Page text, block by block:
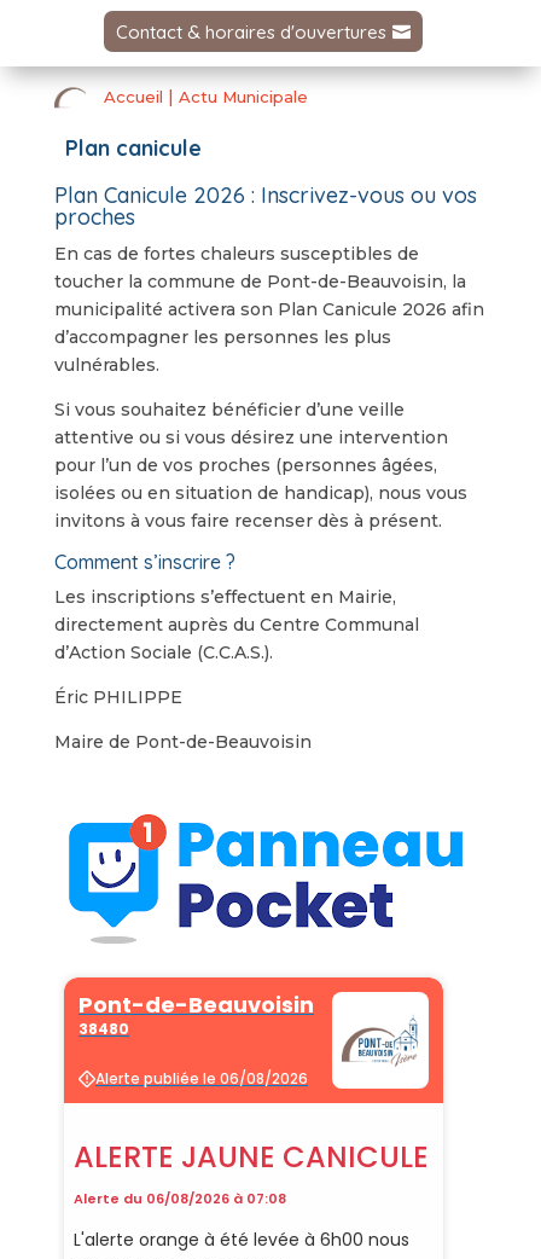
Contact & horaires d'ouvertures
Accueil | Actu Municipale
Plan canicule
​Plan Canicule 2026 : Inscrivez-vous ou vos
proches
​En cas de fortes chaleurs susceptibles de
toucher la commune de Pont-de-Beauvoisin, la
municipalité activera son Plan Canicule 2026 afin
d’accompagner les personnes les plus
vulnérables.
​Si vous souhaitez bénéficier d’une veille
attentive ou si vous désirez une intervention
pour l’un de vos proches (personnes âgées,
isolées ou en situation de handicap), nous vous
invitons à vous faire recenser dès à présent.
​Comment s’inscrire ?
​Les inscriptions s’effectuent en Mairie,
directement auprès du Centre Communal
d’Action Sociale (C.C.A.S.).
​Éric PHILIPPE
Maire de Pont-de-Beauvoisin